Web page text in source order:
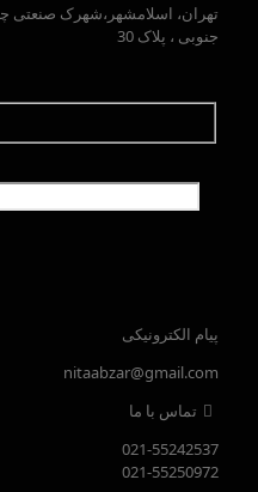
جنوبی ، پلاک 30
پیام الکترونیکی
nitaabzar@gmail.com
تماس با ما
021-55242537
021-55250972